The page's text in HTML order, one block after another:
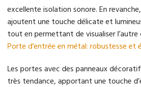
excellente isolation sonore. En
ajoutent une touche délicate et
tout en permettant de visualiser
Porte d'entrée en métal: robustesse et
Les portes avec des panneaux
très tendance, apportant une touche